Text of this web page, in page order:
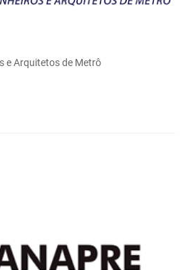
e Arquitetos de Metrô